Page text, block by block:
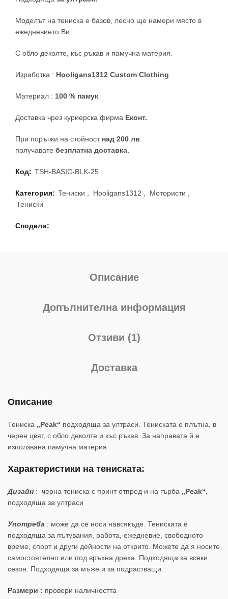
Моделът на тениска е базов, лесно ще намери място в
ежедневието Ви.
С обло деколте, къс ръкав и памучна материя.
Изработка : Hooligans1312 Custom Clothing
Материал : 100 % памук
Доставка чрез куриерска фирма Еконт.
При поръчки на стойност над 200 лв
получавате безплатна доставка.
Код: TSH-BASIC-BLK-25
Категория: Тениски Hooligans1312 Мотористи
Тениски
Сподели
Описание
Допълнителна информация
Отзиви (1)
Доставка
Описание
Тениска „Peak“ подходяща за ултраси. Тениската е плътна, в
черен цвят, с обло деколте и къс ръкав. За направата й е
използвана памучна материя.
Характеристики на тениската:
Дизайн : черна тениска с принт отпред и на гърба „Peak“
подходяща за ултраси
Употреба : може да се носи навсякъде. Тениската е
подходяща за пътувания, работа, ежедневие, свободното
време, спорт и други дейности на открито. Можете да я носите
самостоятелно или под връхна дреха. Подходяща за всеки
сезон. Подходяща за мъже и за подрастващи.
Размери : провери наличността